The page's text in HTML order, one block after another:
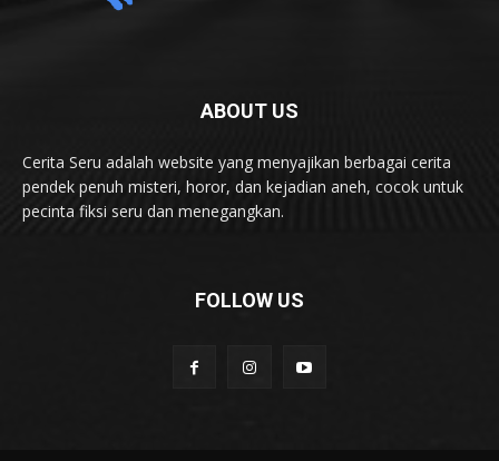
ABOUT US
Cerita Seru adalah website yang menyajikan berbagai cerita
pendek penuh misteri, horor, dan kejadian aneh, cocok untuk
pecinta fiksi seru dan menegangkan.
FOLLOW US